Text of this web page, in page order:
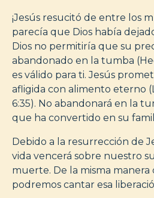
¡Jesús resucitó de entre los
parecía que Dios había
Dios no permitiría que su
abandonado en la tumba
es válido para ti. Jesús
afligida con alimento eterno
6:35). No abandonará en la
que ha convertido en su
Debido a la resurrección de
vida vencerá sobre nuestro
muerte. De la misma manera
podremos cantar esa